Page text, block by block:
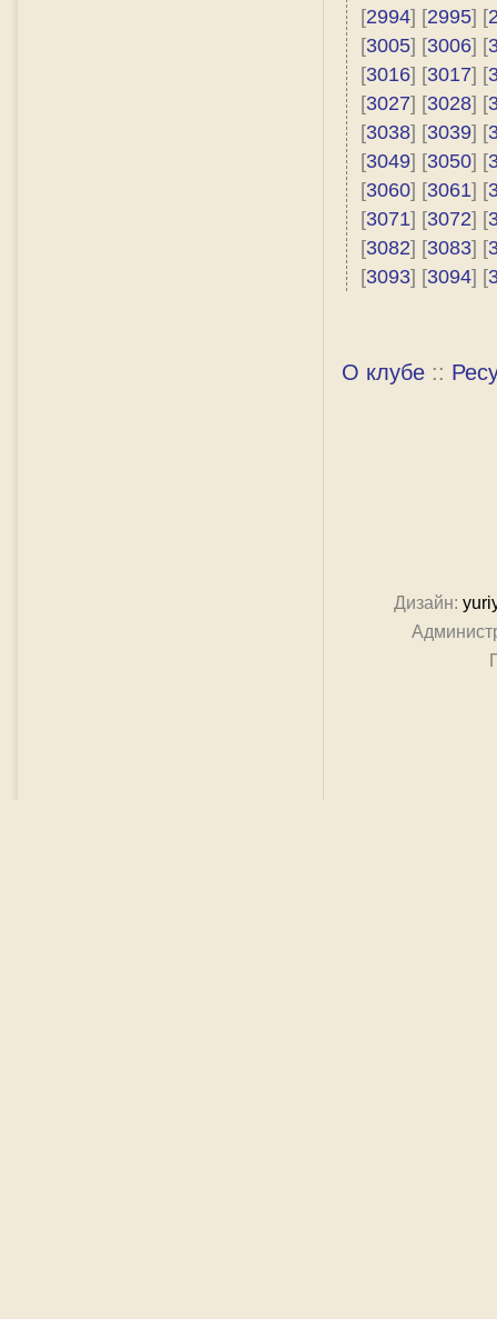
[2994] [2995] [
[3005] [3006] [
[3016] [3017] [
[3027] [3028] [
[3038] [3039] [
[3049] [3050] [
[3060] [3061] [
[3071] [3072] [
[3082] [3083] [
[3093] [3094] [
О клубе ::
Дизайн: